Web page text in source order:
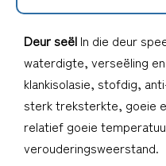
Deur seël In die deur
waterdigte, verseëling
klankisolasie, stofdig,
sterk treksterkte, goeie
relatief goeie
verouderingsweerstand.